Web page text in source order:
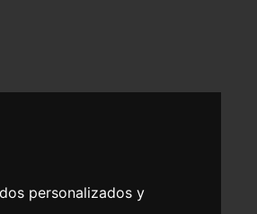
personalizados y